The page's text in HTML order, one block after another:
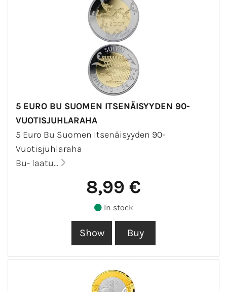
5 EURO BU SUOMEN ITSENÄISYYDEN 90-
VUOTISJUHLARAHA
5 Euro Bu Suomen Itsenäisyyden 90-
Vuotisjuhlaraha
Bu- laatu...
8,99 €
In stock